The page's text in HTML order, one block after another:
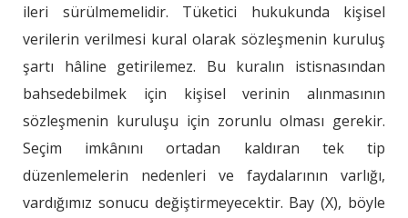
ileri sürülmemelidir. Tüketici hukukunda kişisel
verilerin verilmesi kural olarak sözleşmenin kuruluş
şartı hâline getirilemez. Bu kuralın istisnasından
bahsedebilmek için kişisel verinin alınmasının
sözleşmenin kuruluşu için zorunlu olması gerekir.
Seçim imkânını ortadan kaldıran tek tip
düzenlemelerin nedenleri ve faydalarının varlığı,
vardığımız sonucu değiştirmeyecektir. Bay (X), böyle